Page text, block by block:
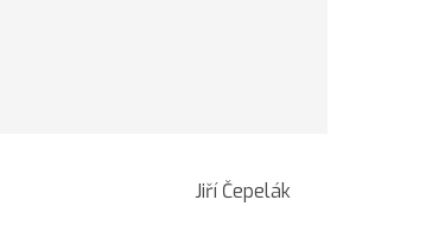
Jiří Čepelák